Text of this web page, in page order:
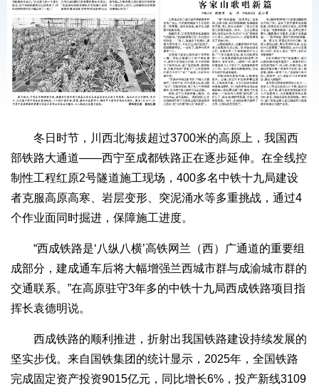
冬日时节，川西北海拔超过3700米的高原上，我国西
部铁路大通道——西宁至成都铁路正在逐步延伸。在全线控
制性工程红原2号隧道施工现场，400多名中铁十九局建设
者克服高原高寒、岩层变形、突泥涌水等多重挑战，通过4
个作业面同时掘进，保障施工进度。
“西成铁路是‘八纵八横’高铁网兰（西）广通道的重要组
成部分，建成通车后将大幅增强兰西城市群与成渝城市群的
交通联系。”在高原驻守3年多的中铁十九局西成铁路项目指
挥长袁德明说。
西成铁路的顺利推进，折射出我国铁路建设持续发展的
坚实步伐。来自国铁集团的统计显示，2025年，全国铁路
完成固定资产投资9015亿元，同比增长6%，投产新线3109